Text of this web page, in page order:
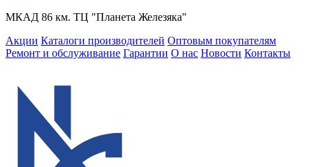
МКАД 86 км. ТЦ "Планета Железяка"
Акции Каталоги производителей Оптовым покупателям
Ремонт и обслуживание Гарантии О нас Новости Контакты